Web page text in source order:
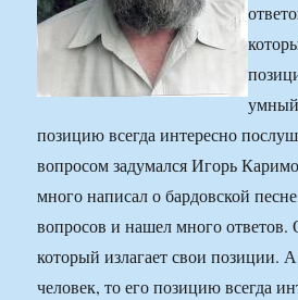
умный
позицию всегда интересно
вопросом задумался Игорь
много написал о бардовской
вопросов и нашел много ответов.
который излагает свои позиции.
человек, то его позицию всегда